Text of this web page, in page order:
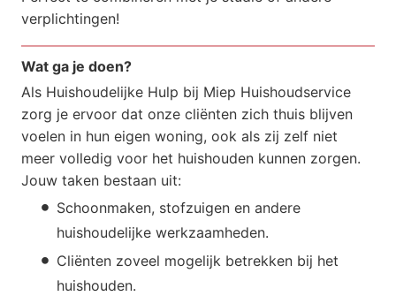
verplichtingen!
Wat ga je doen?
Als Huishoudelijke Hulp bij Miep Huishoudservice
zorg je ervoor dat onze cliënten zich thuis blijven
voelen in hun eigen woning, ook als zij zelf niet
meer volledig voor het huishouden kunnen zorgen.
Jouw taken bestaan uit:
Schoonmaken, stofzuigen en andere
huishoudelijke werkzaamheden.
Cliënten zoveel mogelijk betrekken bij het
huishouden.